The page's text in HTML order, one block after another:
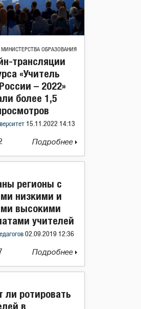
ОБРАЗОВАНИЯ
трансляции
«Учитель
– 2022»
более 1,5
15.11.2022 14:13
Подробнее
регионы с
низкими и
высокими
учителей
02.09.2019 12:36
Подробнее
ли ротировать
в